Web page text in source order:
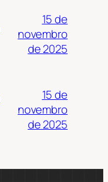
15 de
novembro
de 2025
15 de
novembro
de 2025